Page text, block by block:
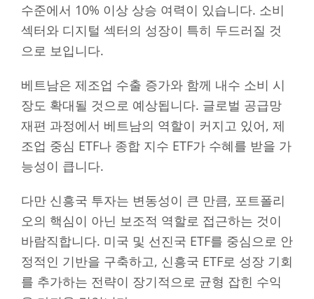
수준에서 10% 이상 상승 여력이 있습니다. 소비
섹터와 디지털 섹터의 성장이 특히 두드러질 것
으로 보입니다.
베트남은 제조업 수출 증가와 함께 내수 소비 시
장도 확대될 것으로 예상됩니다. 글로벌 공급망
재편 과정에서 베트남의 역할이 커지고 있어, 제
조업 중심 ETF나 종합 지수 ETF가 수혜를 받을 가
능성이 큽니다.
다만 신흥국 투자는 변동성이 큰 만큼, 포트폴리
오의 핵심이 아닌 보조적 역할로 접근하는 것이
바람직합니다. 미국 및 선진국 ETF를 중심으로 안
정적인 기반을 구축하고, 신흥국 ETF로 성장 기회
를 추가하는 전략이 장기적으로 균형 잡힌 수익